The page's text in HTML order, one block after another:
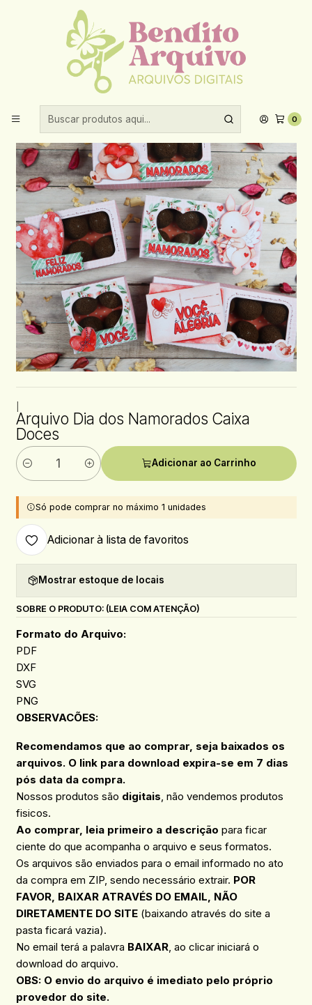
0
Aproveite 10% de desconto ao comprar acima de R$30,00!
Datas comemorativas
Dia dos Namorados
Arquivo Dia dos Namorados Caixa Doces
Arquivo Dia dos Namorados Caixa
Doces
Quantidade
Adicionar ao Carrinho
Só pode comprar no máximo 1 unidades
Adicionar à lista de favoritos
Mostrar estoque de locais
SOBRE O PRODUTO: (LEIA COM ATENÇÃO)
Formato do Arquivo:
PDF
DXF
SVG
PNG
OBSERVACÕES:
Recomendamos que ao comprar, seja baixados os
arquivos. O link para download expira-se em 7 dias
pós data da compra.
Nossos produtos são digitais , não vendemos produtos
fisicos.
Ao comprar, leia primeiro a descrição para ficar
ciente do que acompanha o arquivo e seus formatos.
Os arquivos são enviados para o email informado no ato
da compra em ZIP, sendo necessário extrair. POR
FAVOR, BAIXAR ATRAVÉS DO EMAIL, NÃO
DIRETAMENTE DO SITE(baixando através do site a
pasta ficará vazia).
No email terá a palavra BAIXAR, ao clicar iniciará o
download do arquivo.
OBS: O envio do arquivo é imediato pelo próprio
provedor do site.